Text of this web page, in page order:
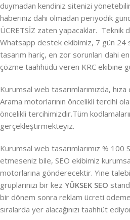
duymadan kendiniz sitenizi
haberiniz dahi olmadan periyodik
ÜCRETSİZ zaten yapacaklar. Teknik
Whatsapp destek ekibimiz, 7 gün 24
tasarım hariç, en zor sorunları dahi
çözme taahhüdü veren KRC ekibine
Kurumsal web tasarımlarımızda,
Arama motorlarının öncelikli tercihi
öncelikli tercihimizdir.Tüm
gerçekleştirmekteyiz.
Kurumsal web tasarımlarımız % 100
etmeseniz bile, SEO ekibimiz
motorlarına gönderecektir. Yine
gruplarınızı bir kez YÜKSEK SEO
bir dönem sonra reklam ücreti
sıralarda yer alacağınızı taahhüt